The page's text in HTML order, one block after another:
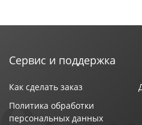
Сервис и поддержка
Как сделать заказ
Политика обработки
персональных данных